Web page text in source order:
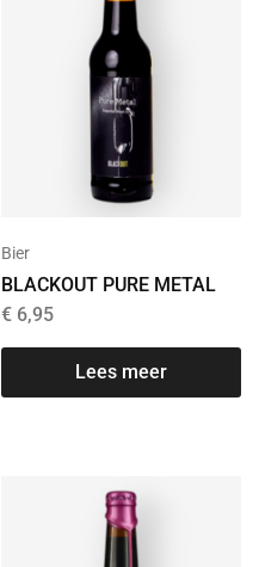
Bier
BLACKOUT PURE METAL
€6,95
Lees meer